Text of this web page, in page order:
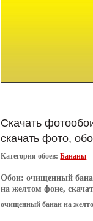
Скачать
скачать фото,
Категория обоев:Бананы
Обои:очищенный
на желтом фоне,
очищенный банан на